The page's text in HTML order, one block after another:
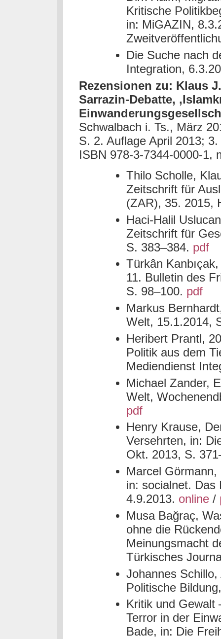
Kritische
in: MiGAZIN,
Die Suche nach
Integration,
Rezensionen zu: Klaus
Sarrazin-Debatte,
Schwalbach i. Ts., März
S. 2. Auflage April 2013;
ISBN 978-3-7344-0000-1,
Thilo Scholle,
Zeitschrift für
(ZAR), 35. 2015,
Haci-Halil
Zeitschrift für
S. 383–384. pdf
Türkân
11. Bulletin des
S. 98–100. pdf
Markus
Welt, 15.1.2014,
Heribert Prantl,
Politik aus dem
Mediendienst
Michael Zander,
Welt,
pdf
Henry Krause,
Versehrten, in:
Okt. 2013, S.
Marcel
in: socialnet. Das
4.9.2013. online /
Musa Bağraç,
ohne die
Meinungsmacht
Türkisches
Johannes
Politische
Kritik und Gewalt
Terror in der
Bade, in: Die